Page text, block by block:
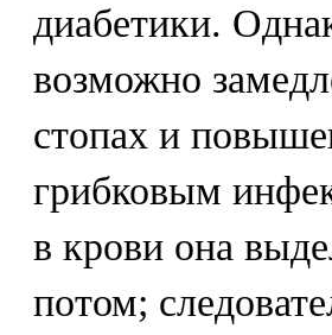
диабетики.
возможно
стопах и
грибковым
в крови она
потом;